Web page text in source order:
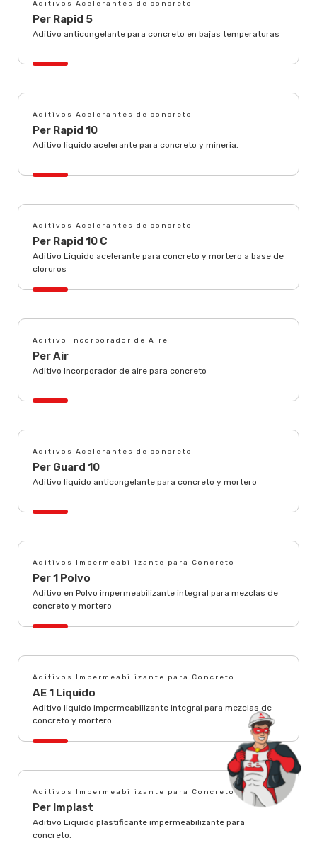
Aditivos Acelerantes de concreto
Per Rapid 5
Aditivo anticongelante para concreto en bajas temperaturas
Aditivos Acelerantes de concreto
Per Rapid 10
Aditivo liquido acelerante para concreto y mineria.
Aditivos Acelerantes de concreto
Per Rapid 10 C
Aditivo Liquido acelerante para concreto y mortero a base de
cloruros
Aditivo Incorporador de Aire
Per Air
Aditivo Incorporador de aire para concreto
Aditivos Acelerantes de concreto
Per Guard 10
Aditivo liquido anticongelante para concreto y mortero
Aditivos Impermeabilizante para Concreto
Per 1 Polvo
Aditivo en Polvo impermeabilizante integral para mezclas de
concreto y mortero
Aditivos Impermeabilizante para Concreto
AE 1 Liquido
Aditivo liquido impermeabilizante integral para mezclas de
concreto y mortero.
Aditivos Impermeabilizante para Concreto
Per Implast
Aditivo Liquido plastificante impermeabilizante para
concreto.